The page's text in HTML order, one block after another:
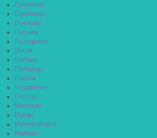
Лукоянов
Луховицы
Лысково
Лысьва
Лыткарино
Льгов
Любань
Люберцы
Любим
Людиново
Лянтор
Магадан
Магас
Магнитогорск
Майкоп